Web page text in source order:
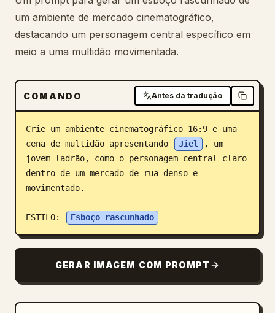
Preços
Blog
Atualizações
um ambiente de mercado cinematográfico,
destacando um personagem central específico em
meio a uma multidão movimentada.
COMANDO Antes da tradução
Crie um ambiente cinematográfico 16:9 e uma
cena de multidão apresentando
Jiel
, um
jovem ladrão, como o personagem central claro
dentro de um mercado de rua denso e
movimentado.
ESTILO: Esboço rascunhado
GERAR IMAGEM COM PROMPT